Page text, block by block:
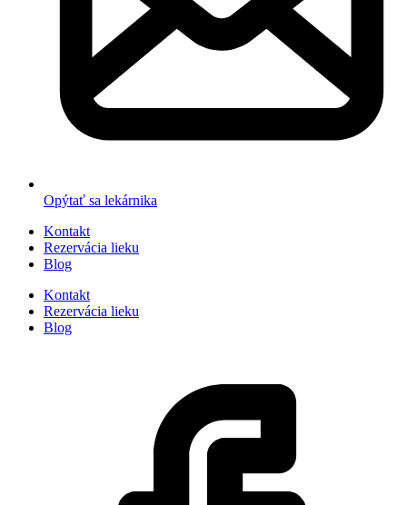
Opýtať sa lekárnika
Kontakt
Rezervácia lieku
Blog
Kontakt
Rezervácia lieku
Blog